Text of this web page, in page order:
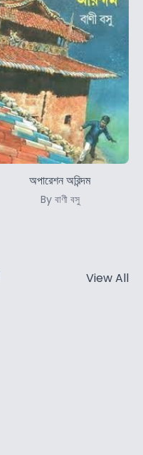
অপারেশন অরিন্দম
By বাণী বসু
View All